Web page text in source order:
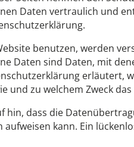
Daten vertraulich und
benutzen, werden
Daten sind Daten, mit
erläutert,
und zu welchem Zweck
hin, dass die
aufweisen kann. Ein